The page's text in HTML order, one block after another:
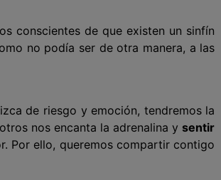
conscientes de que existen un sinfín
no podía ser de otra manera, a las
de riesgo y emoción, tendremos la
nos encanta la adrenalina y sentir
Por ello, queremos compartir contigo